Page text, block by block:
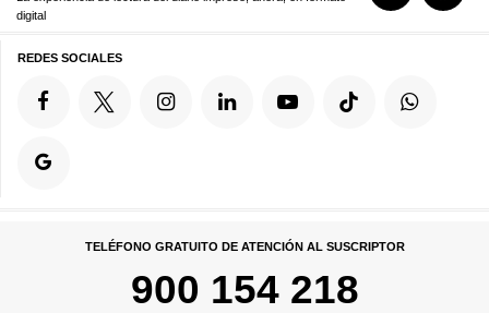
digital
REDES SOCIALES
TELÉFONO GRATUITO DE ATENCIÓN AL SUSCRIPTOR
900 154 218